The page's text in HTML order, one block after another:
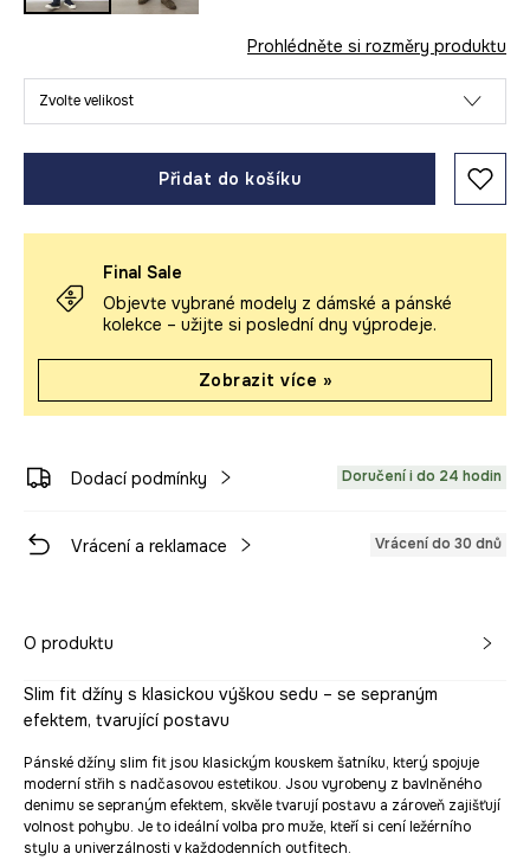
Prohlédněte si rozměry produktu
Zvolte velikost
Přidat do košíku
Final Sale
Objevte vybrané modely z dámské a pánské
kolekce – užijte si poslední dny výprodeje.
Zobrazit více »
Dodací podmínky Doručení i do 24 hodin
Vrácení a reklamace Vrácení do 30 dnů
O produktu
Slim fit džíny s klasickou výškou sedu – se sepraným
efektem, tvarující postavu
Pánské džíny slim fit jsou klasickým kouskem šatníku, který spojuje
moderní střih s nadčasovou estetikou. Jsou vyrobeny z bavlněného
denimu se sepraným efektem, skvěle tvarují postavu a zároveň zajišťují
volnost pohybu. Je to ideální volba pro muže, kteří si cení ležérního
stylu a univerzálnosti v každodenních outfitech.